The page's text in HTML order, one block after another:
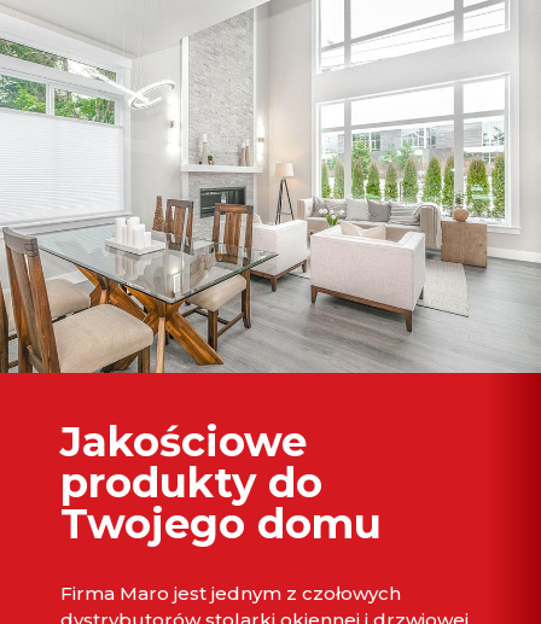
Jakościowe
produkty do
Twojego domu
Firma Maro jest jednym z czołowych